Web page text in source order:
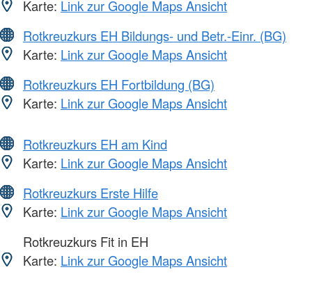
Karte: Link zur Google Maps Ansicht
Rotkreuzkurs EH Bildungs- und Betr.-Einr. (BG)
Karte: Link zur Google Maps Ansicht
Rotkreuzkurs EH Fortbildung (BG)
Karte: Link zur Google Maps Ansicht
Rotkreuzkurs EH am Kind
Karte: Link zur Google Maps Ansicht
Rotkreuzkurs Erste Hilfe
Karte: Link zur Google Maps Ansicht
Rotkreuzkurs Fit in EH
Karte: Link zur Google Maps Ansicht